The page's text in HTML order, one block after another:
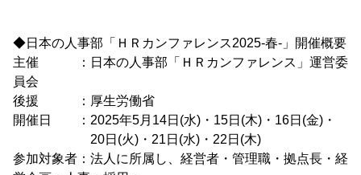
◆日本の人事部「ＨＲカンファレンス2025-春-」開催概要
主催 ：日本の人事部「ＨＲカンファレンス」運営委
員会
後援 ：厚生労働省
開催日 ：2025年5月14日(水)・15日(木)・16日(金)・
20日(火)・21日(水)・22日(木)
参加対象者：法人に所属し、経営者・管理職・拠点長・経